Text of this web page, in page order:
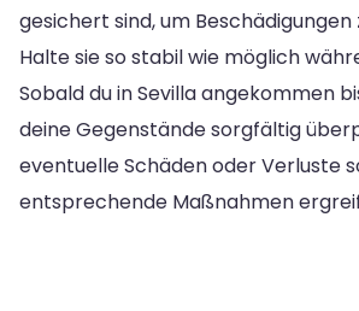
gesichert sind, um Beschädigungen
Halte sie so stabil wie möglich
Sobald du in Sevilla angekommen
deine Gegenstände sorgfältig
eventuelle Schäden oder Verluste
entsprechende Maßnahmen